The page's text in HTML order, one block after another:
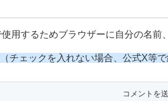
用するためブラウザーに自分の名前
チェックを入れない場合、公式X等